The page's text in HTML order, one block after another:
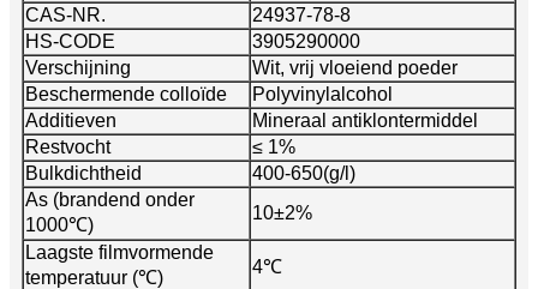
CAS-NR.
24937-78-8
HS-CODE
3905290000
Verschijning
Wit, vrij vloeiend poeder
Beschermende colloïde
Polyvinylalcohol
Additieven
Mineraal antiklontermiddel
Restvocht
≤ 1%
Bulkdichtheid
400-650(g/l)
As (brandend onder
1000℃)
10±2%
Laagste filmvormende
temperatuur (℃)
4℃